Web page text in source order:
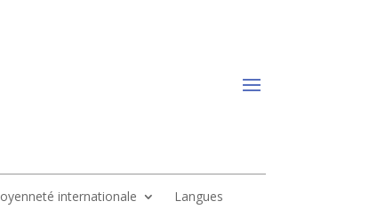
internationale
Langues